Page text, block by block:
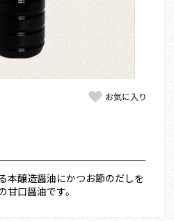
本醸造醤油にかつお節のだしを
口醤油です。